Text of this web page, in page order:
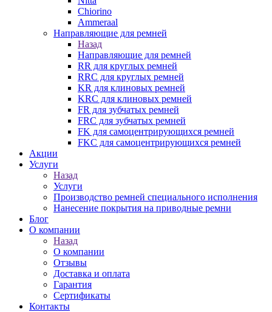
Chiorino
Ammeraal
Направляющие для ремней
Назад
Направляющие для ремней
RR для круглых ремней
RRC для круглых ремней
KR для клиновых ремней
KRC для клиновых ремней
FR для зубчатых ремней
FRC для зубчатых ремней
FK для самоцентрирующихся ремней
FKC для самоцентрирующихся ремней
Акции
Услуги
Назад
Услуги
Производство ремней специального исполнения
Нанесение покрытия на приводные ремни
Блог
О компании
Назад
О компании
Отзывы
Доставка и оплата
Гарантия
Сертификаты
Контакты